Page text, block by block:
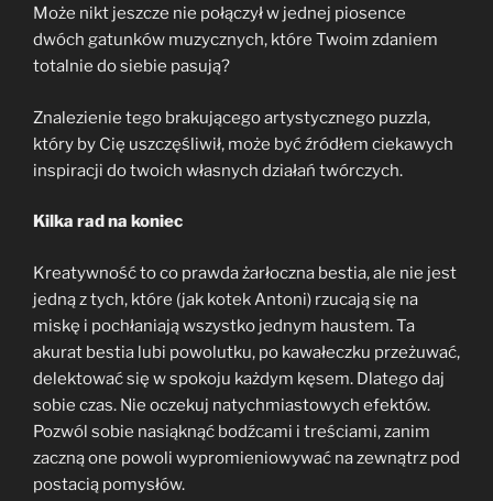
Może nikt jeszcze nie połączył w jednej piosence
dwóch gatunków muzycznych, które Twoim zdaniem
totalnie do siebie pasują?
Znalezienie tego brakującego artystycznego puzzla,
który by Cię uszczęśliwił, może być źródłem ciekawych
inspiracji do twoich własnych działań twórczych.
Kilka rad na koniec
Kreatywność to co prawda żarłoczna bestia, ale nie jest
jedną z tych, które (jak kotek Antoni) rzucają się na
miskę i pochłaniają wszystko jednym haustem. Ta
akurat bestia lubi powolutku, po kawałeczku przeżuwać,
delektować się w spokoju każdym kęsem. Dlatego daj
sobie czas. Nie oczekuj natychmiastowych efektów.
Pozwól sobie nasiąknąć bodźcami i treściami, zanim
zaczną one powoli wypromieniowywać na zewnątrz pod
postacią pomysłów.